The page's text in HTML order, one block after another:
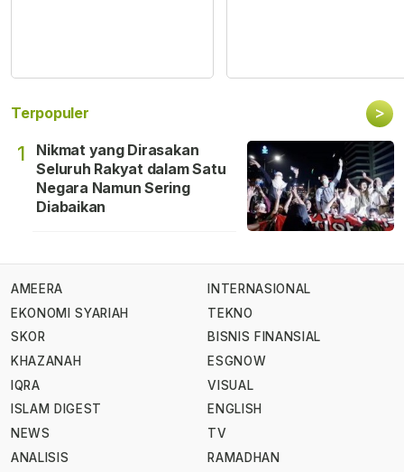
Terpopuler >
1
Nikmat yang Dirasakan
Seluruh Rakyat dalam Satu
Negara Namun Sering
Diabaikan
AMEERA
EKONOMI SYARIAH
SKOR
KHAZANAH
IQRA
ISLAM DIGEST
NEWS
ANALISIS
INTERNASIONAL
TEKNO
BISNIS FINANSIAL
ESGNOW
VISUAL
ENGLISH
TV
RAMADHAN